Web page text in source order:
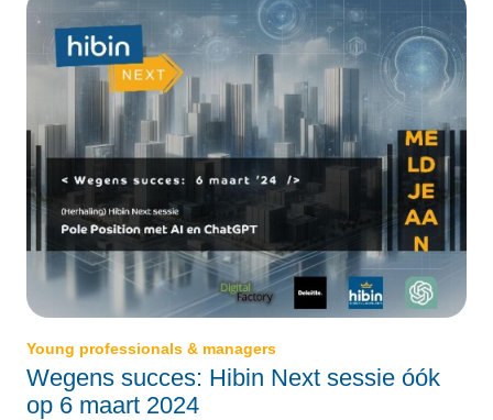
Young professionals & managers
Wegens succes: Hibin Next sessie óók
op 6 maart 2024